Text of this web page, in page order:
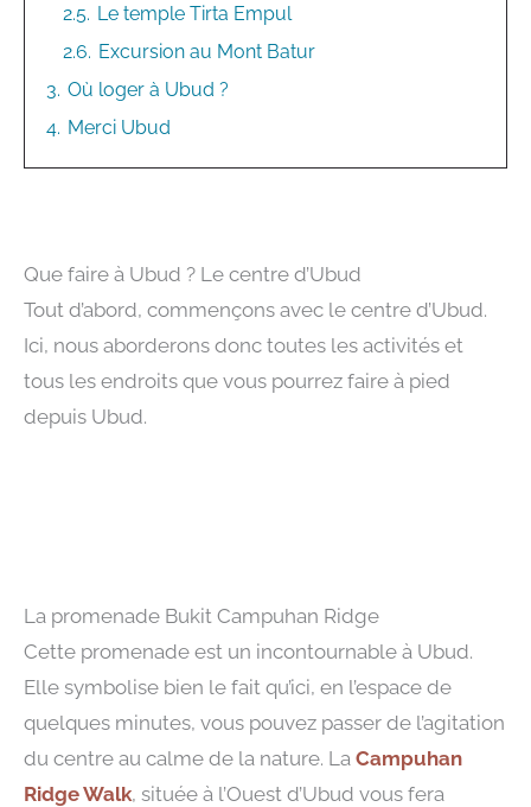
2.5. Le temple Tirta Empul
2.6. Excursion au Mont Batur
3. Où loger à Ubud ?
4. Merci Ubud
Que faire à Ubud ? Le centre d’Ubud
Tout d’abord, commençons avec le centre d’Ubud.
Ici, nous aborderons donc toutes les activités et
tous les endroits que vous pourrez faire à pied
depuis Ubud.
La promenade Bukit Campuhan Ridge
Cette promenade est un incontournable à Ubud.
Elle symbolise bien le fait qu’ici, en l’espace de
quelques minutes, vous pouvez passer de l’agitation
du centre au calme de la nature. La Campuhan
Ridge Walk, située à l’Ouest d’Ubud vous fera